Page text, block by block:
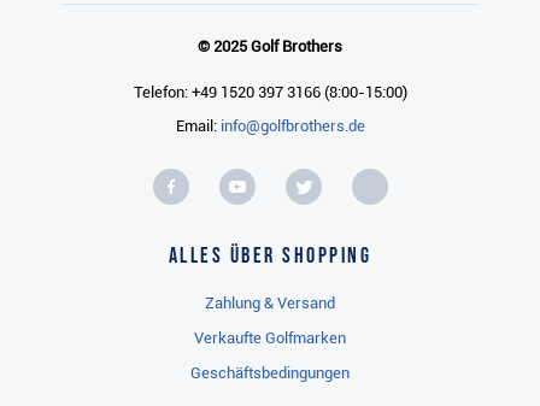
© 2025 Golf Brothers
Telefon: +49 1520 397 3166 (8:00-15:00)
Email: info@golfbrothers.de
Alles über Shopping
Zahlung & Versand
Verkaufte Golfmarken
Geschäftsbedingungen